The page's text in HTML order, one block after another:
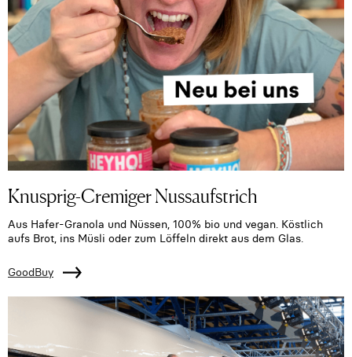
Knusprig-Cremiger Nussaufstrich
Aus Hafer-Granola und Nüssen, 100% bio und vegan. Köstlich
aufs Brot, ins Müsli oder zum Löffeln direkt aus dem Glas.
GoodBuy